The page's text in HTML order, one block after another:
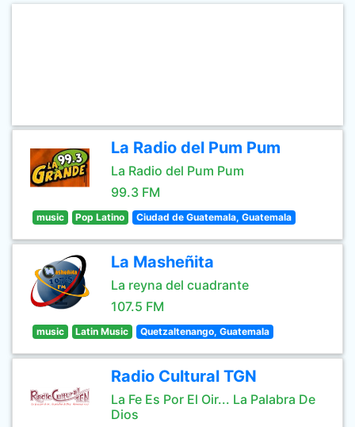
La Radio del Pum Pum
La Radio del Pum Pum
99.3 FM
music Pop Latino Ciudad de Guatemala, Guatemala
La Masheñita
La reyna del cuadrante
107.5 FM
music Latin Music Quetzaltenango, Guatemala
Radio Cultural TGN
La Fe Es Por El Oir... La Palabra De
Dios